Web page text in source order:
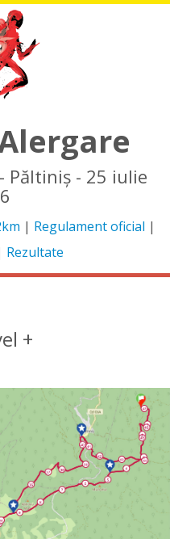
Păltiniș - 25 iulie
| Regulament oficial |
Rezultate
+